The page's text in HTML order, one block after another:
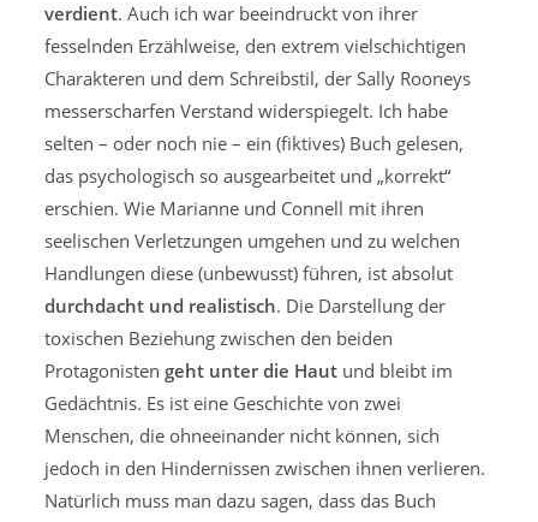
verdient. Auch ich war beeindruckt von ihrer
fesselnden Erzählweise, den extrem vielschichtigen
Charakteren und dem Schreibstil, der Sally Rooneys
messerscharfen Verstand widerspiegelt. Ich habe
selten – oder noch nie – ein (fiktives) Buch gelesen,
das psychologisch so ausgearbeitet und „korrekt“
erschien. Wie Marianne und Connell mit ihren
seelischen Verletzungen umgehen und zu welchen
Handlungen diese (unbewusst) führen, ist absolut
durchdacht und realistisch. Die Darstellung der
toxischen Beziehung zwischen den beiden
Protagonistengeht unter die Haut und bleibt im
Gedächtnis. Es ist eine Geschichte von zwei
Menschen, die ohneeinander nicht können, sich
jedoch in den Hindernissen zwischen ihnen verlieren.
Natürlich muss man dazu sagen, dass das Buch